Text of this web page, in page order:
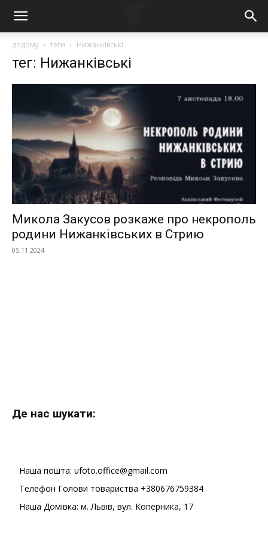
додому теги Нижанківські
тег: Нижанківські
Микола Закусов розкаже про некрополь
родини Нижанківських в Стрию
05.11.2024
Де нас шукати:
Наша пошта: ufoto.office@gmail.com
Телефон Голови товариства +380676759384
Наша Домівка: м. Львів, вул. Коперника, 17